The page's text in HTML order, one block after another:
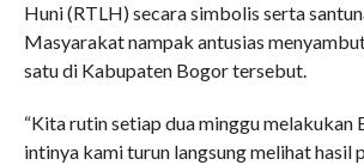
Huni (RTLH) secara simbolis serta
Masyarakat nampak antusias
satu di Kabupaten Bogor tersebut.
“Kita rutin setiap dua minggu melakukan
intinya kami turun langsung melihat hasil